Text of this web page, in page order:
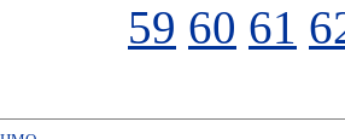
59 60 61